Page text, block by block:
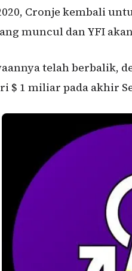
Cronje kembali
muncul dan YFI
telah berbalik,
$ 1 miliar pada akhir